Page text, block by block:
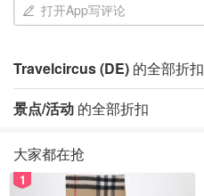
打开App写评论
Travelcircus (DE) 的全部折扣
景点/活动 的全部折扣
大家都在抢
1